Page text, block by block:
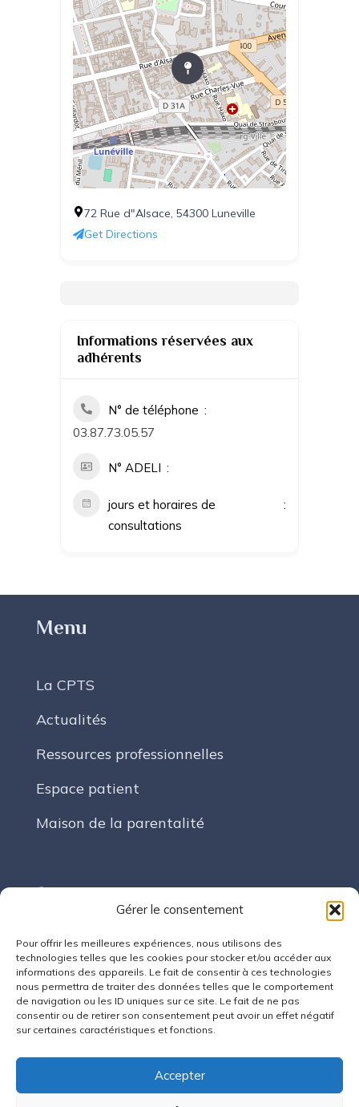
Gérer le consentement
Pour offrir les meilleures expériences, nous utilisons des
technologies telles que les cookies pour stocker et/ou accéder aux
informations des appareils. Le fait de consentir à ces technologies
nous permettra de traiter des données telles que le comportement
de navigation ou les ID uniques sur ce site. Le fait de ne pas
consentir ou de retirer son consentement peut avoir un effet négatif
sur certaines caractéristiques et fonctions.
Accepter
72 Rue d"Alsace, 54300 Luneville
Get Directions
Informations réservées aux
adhérents
N° de téléphone
03.87.73.05.57
N° ADELI
jours et horaires de
consultations
Menu
La CPTS
Actualités
Ressources professionnelles
Espace patient
Maison de la parentalité
Suivez-nous
LinkedIn
Contact
7 Rue Auguste François 54300 Lunéville
contact@cpts-faience-cristal.fr